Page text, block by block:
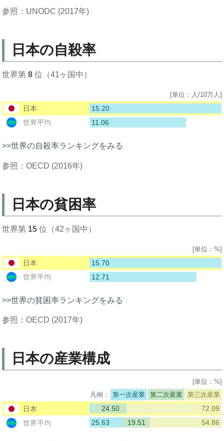
参照：UNODC (2017年)
日本の自殺率
世界第8 位（41ヶ国中）
[単位：人/10万人]
日本
15.20
世界平均
11.06
>>世界の自殺率ランキングをみる
参照：OECD (2016年)
日本の貧困率
世界第 15 位（42ヶ国中）
[単位：%]
日本
15.70
世界平均
12.71
>>世界の貧困率ランキングをみる
参照：OECD (2017年)
日本の産業構成
[単位：%]
第一次産業
第二次産業 第三次産業
日本 24.50
72.09
世界平均
25.63 19.51 54.86